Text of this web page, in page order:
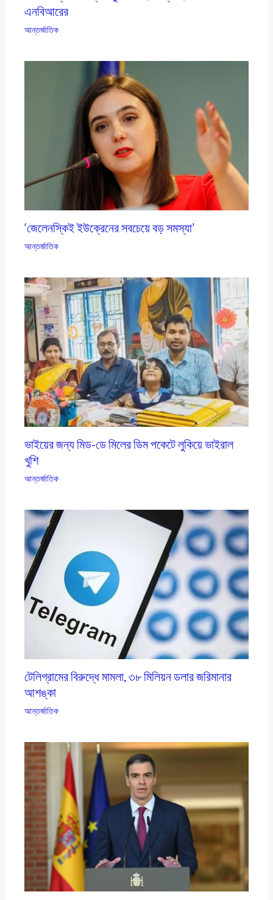
এনবিআরের
আন্তর্জাতিক
‘জেলেনস্কিই ইউক্রেনের সবচেয়ে বড় সমস্যা’
আন্তর্জাতিক
ভাইয়ের জন্য মিড-ডে মিলের ডিম পকেটে লুকিয়ে ভাইরাল
খুশি
আন্তর্জাতিক
টেলিগ্রামের বিরুদ্ধে মামলা, ৩৮ মিলিয়ন ডলার জরিমানার
আশঙ্কা
আন্তর্জাতিক